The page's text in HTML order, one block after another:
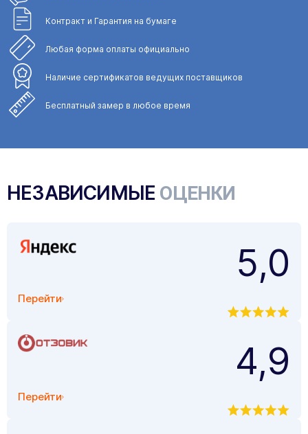
Контракт и Гарантия на бумаге
Любая форма оплаты официально
Наличие сертификатов ведущих поставщиков
Бесплатный замер в любое время
НЕЗАВИСИМЫЕ ОЦЕНКИ
Перейти
5,0
Перейти
4,9